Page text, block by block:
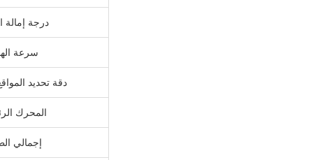
درجة إمالة
سرعة
دقة تحديد
المحرك
إجمالي